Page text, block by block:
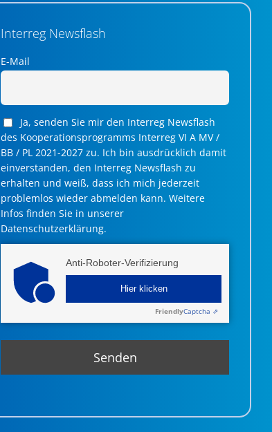
Interreg Newsflash
E-Mail
Ja, senden Sie mir den Interreg Newsflash
des Kooperationsprogramms Interreg VI A MV /
BB / PL 2021-2027 zu. Ich bin ausdrücklich damit
einverstanden, den Interreg Newsflash zu
erhalten und weiß, dass ich mich jederzeit
problemlos wieder abmelden kann. Weitere
Infos finden Sie in unserer
Datenschutzerklärung.
Anti-Roboter-Verifizierung
Hier klicken
FriendlyCaptcha ⇗